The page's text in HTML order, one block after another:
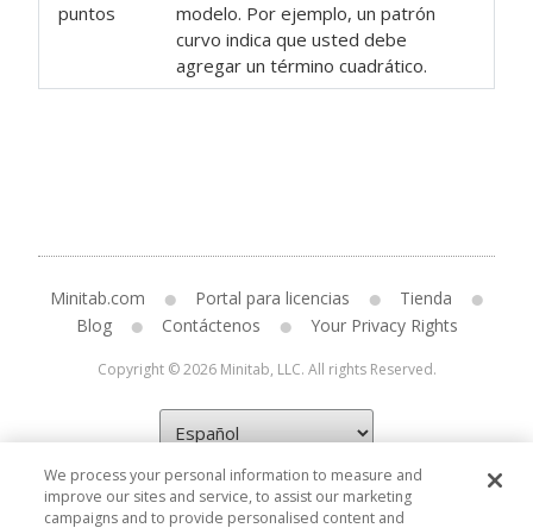
puntos
modelo. Por ejemplo, un patrón
curvo indica que usted debe
agregar un término cuadrático.
Minitab.com Portal para licencias
Tienda
Blog
Contáctenos Your Privacy Rights
Copyright © 2026 Minitab, LLC. All rights Reserved.
We process your personal information to measure and
improve our sites and service, to assist our marketing
campaigns and to provide personalised content and